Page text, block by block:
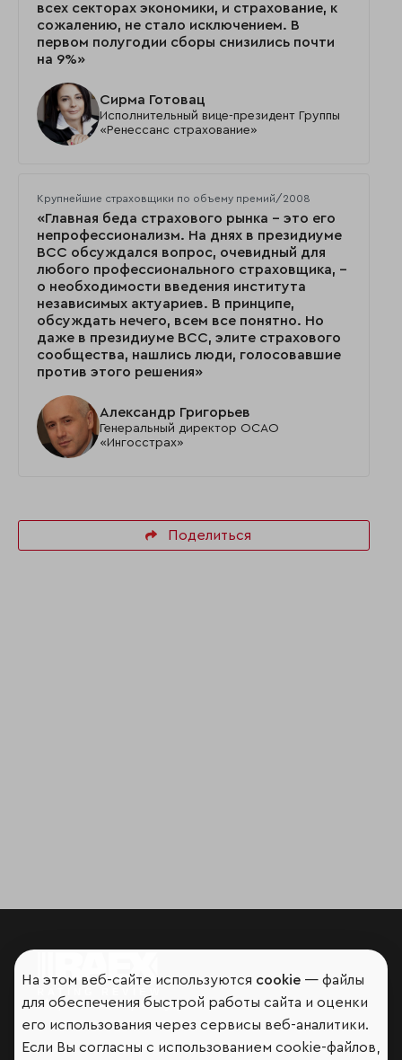
всех секторах экономики, и страхование, к
сожалению, не стало исключением. В
первом полугодии сборы снизились почти
на 9%»
Сирма Готовац
Исполнительный вице-президент Группы
«Ренессанс страхование»
Крупнейшие страховщики по объему премий/2008
«Главная беда страхового рынка – это его
непрофессионализм. На днях в президиуме
ВСС обсуждался вопрос, очевидный для
любого профессионального страховщика, –
о необходимости введения института
независимых актуариев. В принципе,
обсуждать нечего, всем все понятно. Но
даже в президиуме ВСС, элите страхового
сообщества, нашлись люди, голосовавшие
против этого решения»
Александр Григорьев
Генеральный директор ОСАО
«Ингосстрах»
Поделиться
Мир сквозь призму рейтингов
На этом веб-сайте используются cookie — файлы
для обеспечения быстрой работы сайта и оценки
его использования через сервисы веб-аналитики.
Если Вы согласны с использованием cookie-файлов,